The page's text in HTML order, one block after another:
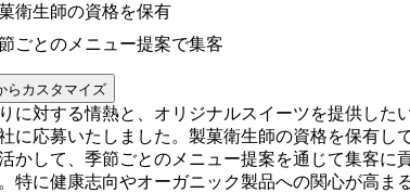
衛生師の資格を保有
ごとのメニュー提案で集客
らカスタマイズ
に対する情熱と、オリジナルスイーツを提供した
に応募いたしました。製菓衛生師の資格を保有し
かして、季節ごとのメニュー提案を通じて集客に
特に健康志向やオーガニック製品への関心が高ま